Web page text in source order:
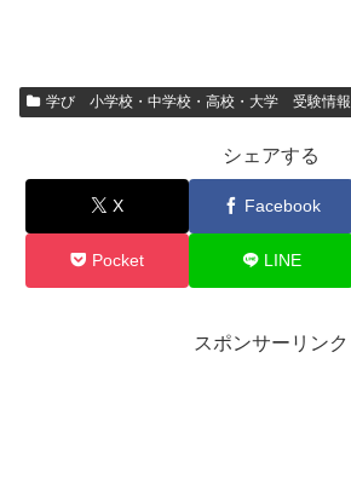
学び 小学校・中学校・高校・大学 受験情報
シェアする
X Facebook
Pocket LINE
スポンサーリンク